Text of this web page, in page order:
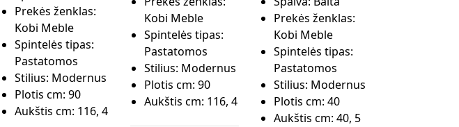
Prekės ženklas:
Kobi Meble
Spintelės tipas:
Pastatomos
Stilius: Modernus
Plotis cm:90
Aukštis cm: 116, 4
Kobi Meble
Spintelės tipas:
Pastatomos
Stilius: Modernus
Plotis cm:90
Aukštis cm: 116, 4
Prekės ženklas:
Kobi Meble
Spintelės tipas:
Pastatomos
Stilius: Modernus
Plotis cm: 40
Aukštis cm: 40, 5